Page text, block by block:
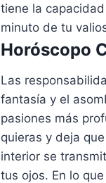
tiene la
minuto de tu
Horóscopo
Las
fantasía y el
pasiones más
quieras y deja
interior se
tus ojos. En lo